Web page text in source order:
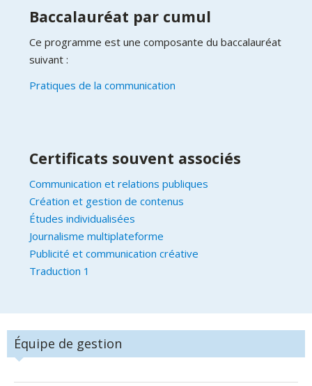
Baccalauréat par cumul
Ce programme est une composante du baccalauréat
suivant :
Pratiques de la communication
Certificats souvent associés
Communication et relations publiques
Création et gestion de contenus
Études individualisées
Journalisme multiplateforme
Publicité et communication créative
Traduction 1
Équipe de gestion